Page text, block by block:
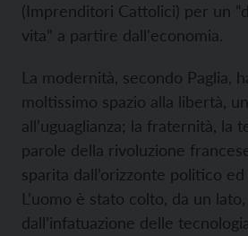
(Imprenditori Cattolici) per un
vita” a partire dall'economia.
La modernità, secondo Paglia,
moltissimo spazio alla libertà,
all’uguaglianza; la fraternità, la
parole della rivoluzione
sparita dall’orizzonte politico
L’uomo è stato colto, da un lato,
dall’infatuazione delle